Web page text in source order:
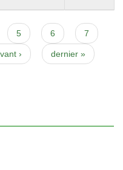
5 6 7
› dernier »